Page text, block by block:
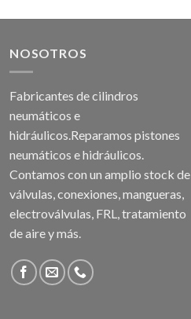
NOSOTROS
Fabricantes de cilindros
neumáticos e
hidráulicos.Reparamos pistones
neumáticos e hidráulicos.
Contamos con un amplio stock de
válvulas, conexiones, mangueras,
electroválvulas, FRL, tratamiento
de aire y más.